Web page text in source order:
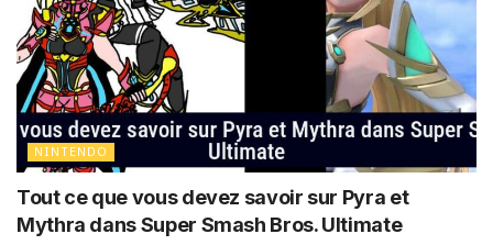
NINTENDO
Tout ce que vous devez savoir sur Pyra et
Mythra dans Super Smash Bros. Ultimate